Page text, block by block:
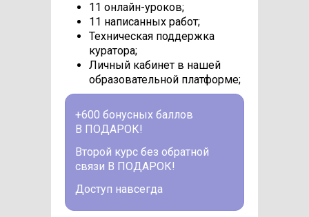
11 онлайн-уроков;
11 написанных работ;
Техническая поддержка
куратора;
Личный кабинет в нашей
образовательной платформе;
+600 бонусных баллов
В ПОДАРОК!
Доступ навсегда
Второй курс без обратной
связи В ПОДАРОК!